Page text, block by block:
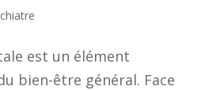
est un élément
bien-être général. Face